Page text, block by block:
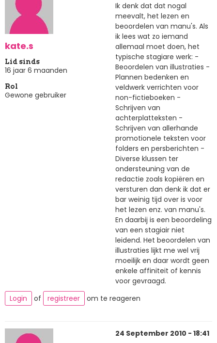
kate.s
Lid sinds
16 jaar 6 maanden
Rol
Gewone gebruiker
Ik denk dat dat nogal
meevalt, het lezen en
beoordelen van manu's. Als
ik lees wat zo iemand
allemaal moet doen, het
typische stagiare werk: -
Beoordelen van illustraties -
Plannen bedenken en
veldwerk verrichten voor
non-fictieboeken -
Schrijven van
achterplatteksten -
Schrijven van allerhande
promotionele teksten voor
folders en persberichten -
Diverse klussen ter
ondersteuning van de
redactie zoals kopiëren en
versturen dan denk ik dat er
bar weinig tijd over is voor
het lezen enz. van manu's.
En daarbij is een beoordeling
van een stagiair niet
leidend. Het beoordelen van
illustraties lijkt me wel vrij
moeilijk en daar wordt geen
enkele affiniteit of kennis
voor gevraagd.
Login
of registreer om te reageren
24 September 2010 - 18:41